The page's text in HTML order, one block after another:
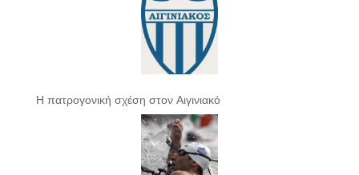
Η πατρογονική σχέση στον Αιγινιακό